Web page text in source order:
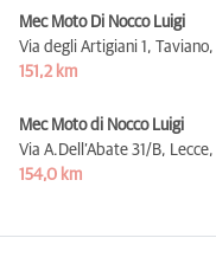
Mec Moto Di Nocco Luigi
Via degli Artigiani 1, Taviano,
151,2 km
Mec Moto di Nocco Luigi
Via A.Dell’Abate 31/B, Lecce,
154,0 km